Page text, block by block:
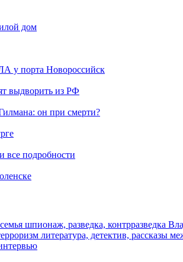
дом
у порта Новороссийск
выдворить из РФ
он при смерти?
все подробности
шпионаж, разведка, контрразведка
литература, детектив, рассказы